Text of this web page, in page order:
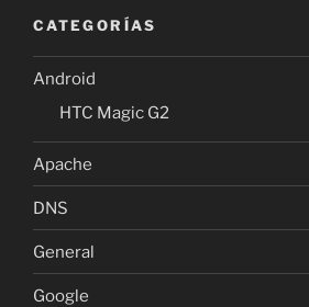
CATEGORÍAS
Android
HTC Magic G2
Apache
DNS
General
Google